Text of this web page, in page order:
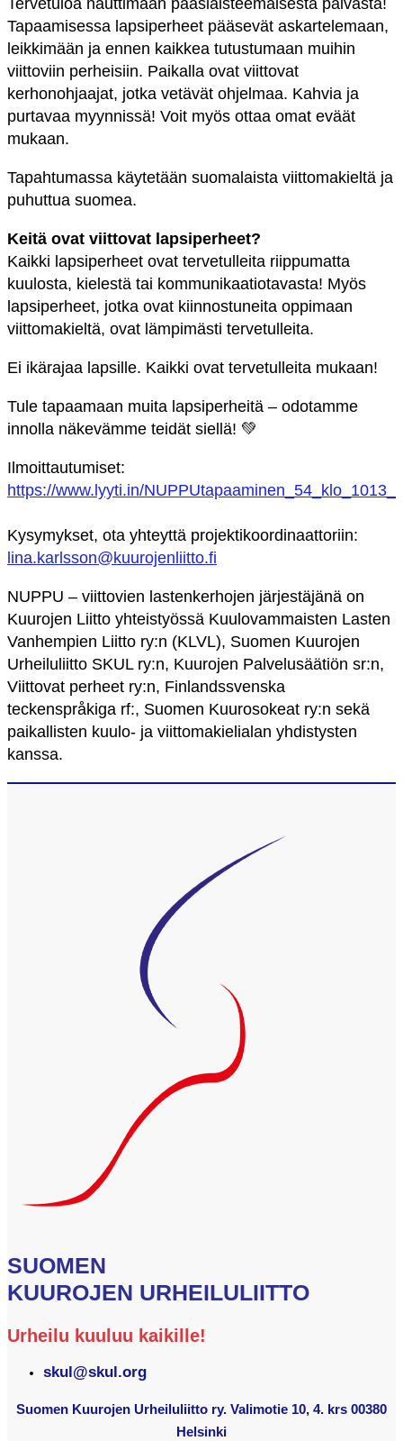
Tervetuloa nauttimaan pääsiäisteemaisesta päivästä!
Tapaamisessa lapsiperheet pääsevät askartelemaan,
leikkimään ja ennen kaikkea tutustumaan muihin
viittoviin perheisiin. Paikalla ovat viittovat
kerhonohjaajat, jotka vetävät ohjelmaa. Kahvia ja
purtavaa myynnissä! Voit myös ottaa omat eväät
mukaan.
Tapahtumassa käytetään suomalaista viittomakieltä ja
puhuttua suomea.
Keitä ovat viittovat lapsiperheet?
Kaikki lapsiperheet ovat tervetulleita riippumatta
kuulosta, kielestä tai kommunikaatiotavasta! Myös
lapsiperheet, jotka ovat kiinnostuneita oppimaan
viittomakieltä, ovat lämpimästi tervetulleita.
Ei ikärajaa lapsille. Kaikki ovat tervetulleita mukaan!
Tule tapaamaan muita lapsiperheitä – odotamme
innolla näkevämme teidät siellä! 💚
Ilmoittautumiset:
https://www.lyyti.in/
Kysymykset, ota yhteyttä projektikoordinaattoriin:
lina.karlsson@kuurojenliitto.fi
NUPPU – viittovien lastenkerhojen järjestäjänä on
Kuurojen Liitto yhteistyössä Kuulovammaisten Lasten
Vanhempien Liitto ry:n (KLVL), Suomen Kuurojen
Urheiluliitto SKUL ry:n, Kuurojen Palvelusäätiön sr:n,
Viittovat perheet ry:n, Finlandssvenska
teckenspråkiga rf:, Suomen Kuurosokeat ry:n sekä
paikallisten kuulo- ja viittomakielialan yhdistysten
kanssa.
SUOMEN
KUUROJEN URHEILULIITTO
Urheilu kuuluu kaikille!
skul@skul.org
Suomen Kuurojen Urheiluliitto ry. Valimotie 10, 4. krs 00380
Helsinki